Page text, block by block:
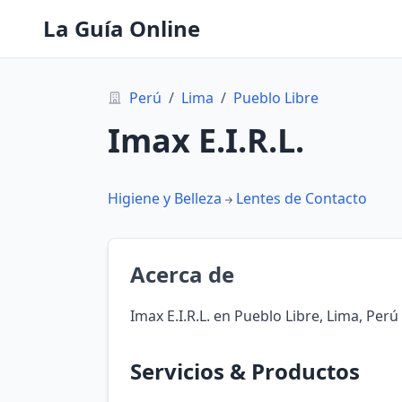
La Guía Online
Perú / Lima / Pueblo Libre
Imax E.I.R.L.
Higiene y Belleza Lentes de Contacto
Acerca de
Imax E.I.R.L. en Pueblo Libre, Lima, Perú
Servicios & Productos